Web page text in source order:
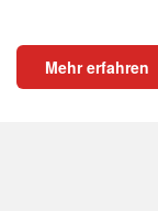
Mehr erfahren